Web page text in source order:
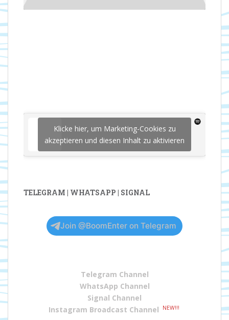
Klicke hier, um Marketing-Cookies zu
akzeptieren und diesen Inhalt zu aktivieren
TELEGRAM | WHATSAPP | SIGNAL
Join @BoomEnter on Telegram
Telegram Channel
WhatsApp Channel
Signal Channel
Instagram Broadcast Channel
NEW!!!